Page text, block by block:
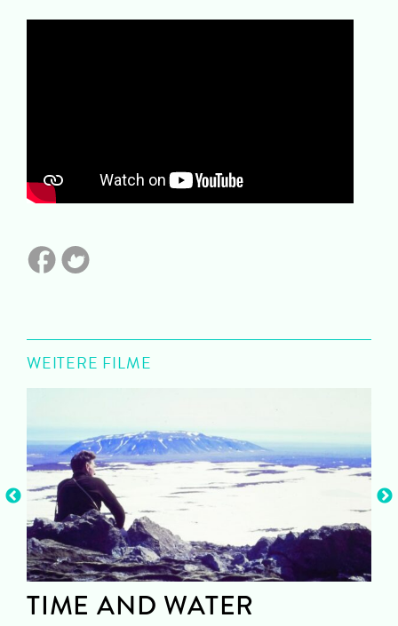
WEITERE FILME
TIME AND WATER